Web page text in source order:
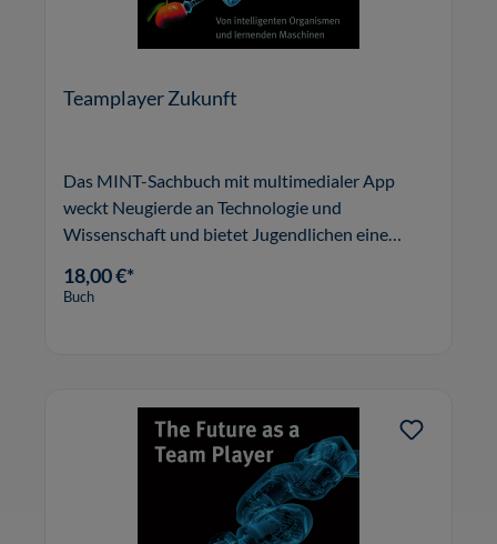
Teamplayer Zukunft
Das MINT-Sachbuch mit multimedialer App
weckt Neugierde an Technologie und
Wissenschaft und bietet Jugendlichen eine
Zukunft.
18,00 €*
Buch